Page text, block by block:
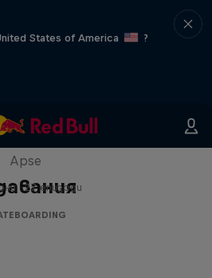
States of America
?
Tales
Apse
· 27 епизоди